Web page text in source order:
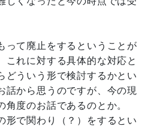
て廃止をするということが
これに対する具体的な対応と
どういう形で検討するかとい
話から思うのですが、今の現
度のお話であるのとか。
で関わり（？）をするとい